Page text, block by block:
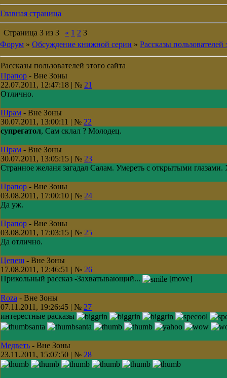
Главная страница
Страница 3 из 3 « 1 2 3
Форум » Обсуждение книжной серии » Рассказы пользователей
Рассказы пользователей этого сайта
Прапор - Вне Зоны
22.07.2011, 12:47:18 | № 21
Отлично.
Шрам - Вне Зоны
30.07.2011, 13:00:11 | № 22
супрегатол, Сам склал ? Молодец.
Шрам - Вне Зоны
30.07.2011, 13:05:15 | № 23
Странное желаня загадал Салам. Умереть с открытыми
Прапор - Вне Зоны
03.08.2011, 17:00:10 | № 24
Да уж.
Прапор - Вне Зоны
03.08.2011, 17:03:15 | № 25
Да отлично.
Цепеш - Вне Зоны
17.08.2011, 12:46:51 | № 26
Прикольный рассказ -Захватывающий...
[move]
Roza - Вне Зоны
07.11.2011, 19:26:45 | № 27
интерестные расказы
Медветь - Вне Зоны
23.11.2011, 15:07:50 | № 28